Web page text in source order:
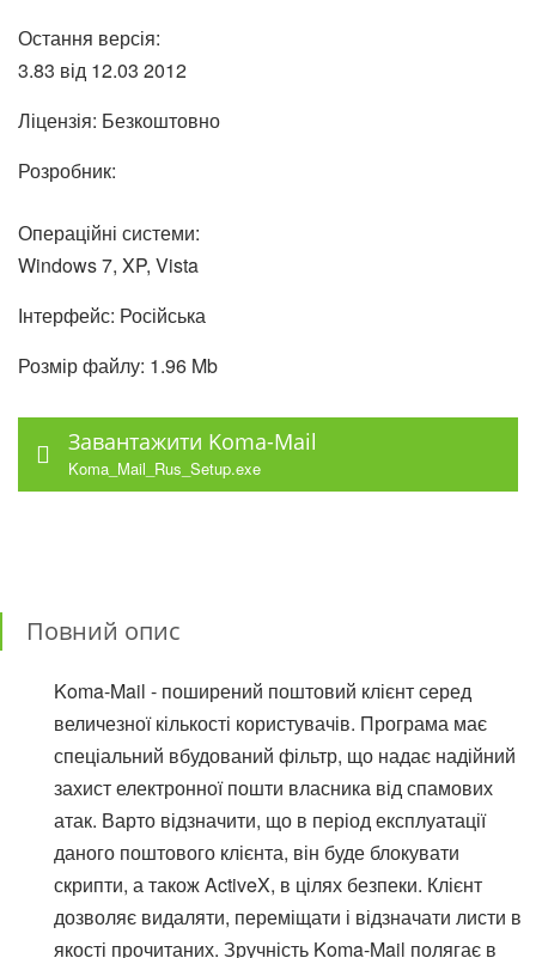
Остання версія:
3.83 від 12.03 2012
Ліцензія: Безкоштовно
Розробник:
Операційні системи:
Windows 7, XP, Vista
Інтерфейс: Російська
Розмір файлу: 1.96 Mb
Завантажити Koma-Mail
Koma_Mail_Rus_Setup.exe
Повний опис
Koma-Mail - поширений поштовий клієнт серед
величезної кількості користувачів. Програма має
спеціальний вбудований фільтр, що надає надійний
захист електронної пошти власника від спамових
атак. Варто відзначити, що в період експлуатації
даного поштового клієнта, він буде блокувати
скрипти, а також ActiveX, в цілях безпеки. Клієнт
дозволяє видаляти, переміщати і відзначати листи в
якості прочитаних. Зручність Koma-Mail полягає в